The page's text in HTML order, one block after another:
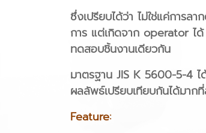
ซึ่งเปรียบได้ว่า ไม่ใช่แค่การ
การ แต่เกิดจาก operator ไ
ทดสอบชิ้นงานเดียวกัน
มาตรฐาน JIS K 5600-5-4
ผลลัพธ์เปรียบเทียบกันได้มาก
Feature: